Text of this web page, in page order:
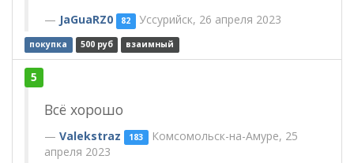
JaGuaRZ0 82 Уссурийск, 26 апреля 2023
покупка 500 руб взаимный
5
Всё хорошо
Valekstraz 183 Комсомольск-на-Амуре, 25
апреля 2023